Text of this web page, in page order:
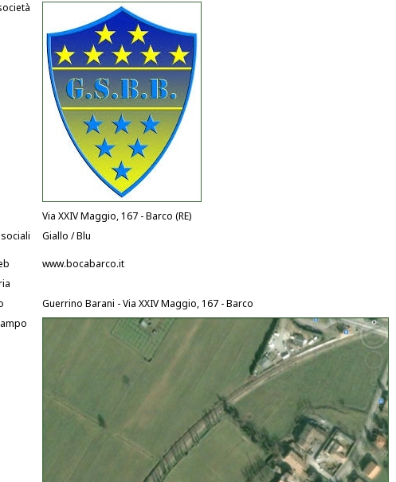
Via XXIV Maggio, 167 - Barco (RE)
Giallo / Blu
www.bocabarco.it
Guerrino Barani - Via XXIV Maggio, 167 - Barco